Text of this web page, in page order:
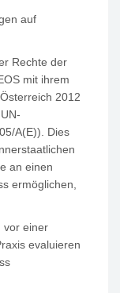
auf
Rechte der
mit ihrem
2012
A(E)). Dies
an einen
ermöglichen,
vor einer
evaluieren